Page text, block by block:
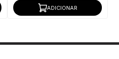
ADICIONAR